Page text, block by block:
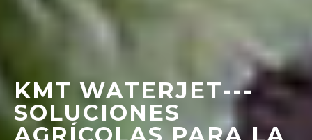
KMT WATERJET---
SOLUCIONES